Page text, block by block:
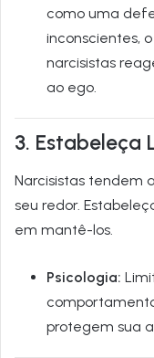
como uma
inconscientes,
narcisistas
ao ego.
3. Estabeleça
Narci­sistas tendem
seu redor.
em mantê-los.
Psicologia:
protegem sua